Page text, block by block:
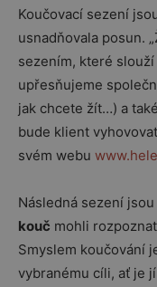
Koučovací sezení
usnadňovala posun.
sezením, které
upřesňujeme
jak chcete žít…) a
bude klient vyhovovat
svém webu
Následná sezení
kouč mohli
Smyslem koučování
vybranému cíli, ať je